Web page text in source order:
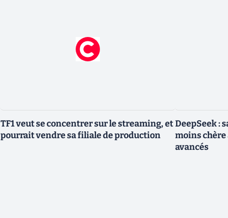
TF1 veut se concentrer sur le streaming, et
pourrait vendre sa filiale de production
DeepSeek :
moins
avancés